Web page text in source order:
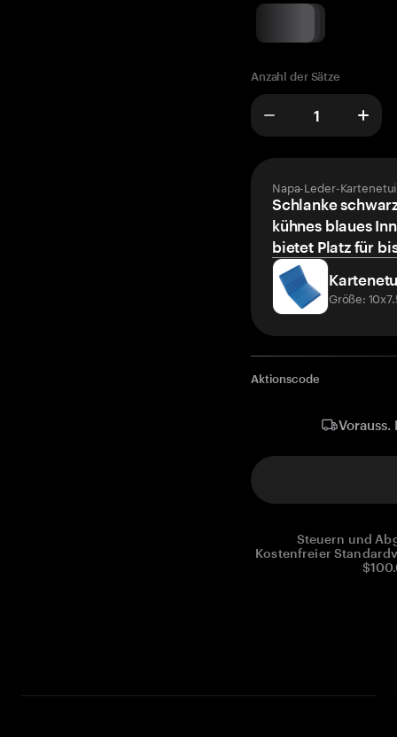
Anzahl der Sätze
Napa-Leder-
Schlanke
kühnes blaues
bietet Platz für
Größe:
Aktionscode
Steuern und
Kostenfreier